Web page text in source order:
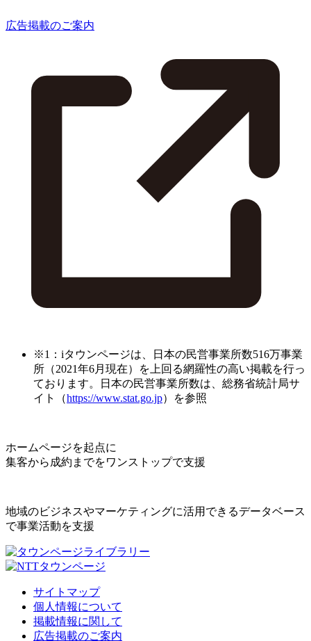
広告掲載のご案内
※1：iタウンページは、日本の民営事業所数516万事業
所（2021年6月現在）を上回る網羅性の高い掲載を行っ
ております。日本の民営事業所数は、総務省統計局サ
イト（https://www.stat.go.jp）を参照
ホームページを起点に
集客から成約までをワンストップで支援
地域のビジネスやマーケティングに活用できるデータベース
で事業活動を支援
サイトマップ
個人情報について
掲載情報に関して
広告掲載のご案内